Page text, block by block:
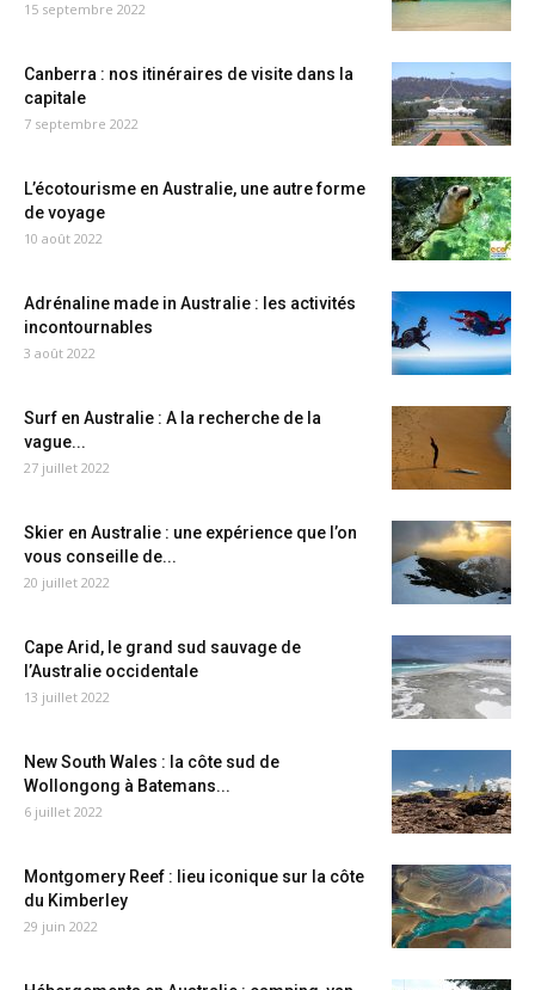
15 septembre 2022
Canberra : nos itinéraires de visite dans la
capitale
7 septembre 2022
L’écotourisme en Australie, une autre forme
de voyage
10 août 2022
Adrénaline made in Australie : les activités
incontournables
3 août 2022
Surf en Australie : A la recherche de la
vague...
27 juillet 2022
Skier en Australie : une expérience que l’on
vous conseille de...
20 juillet 2022
Cape Arid, le grand sud sauvage de
l’Australie occidentale
13 juillet 2022
New South Wales : la côte sud de
Wollongong à Batemans...
6 juillet 2022
Montgomery Reef : lieu iconique sur la côte
du Kimberley
29 juin 2022